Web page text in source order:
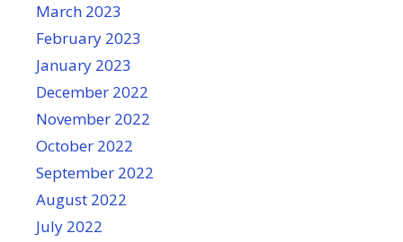
March 2023
February 2023
January 2023
December 2022
November 2022
October 2022
September 2022
August 2022
July 2022